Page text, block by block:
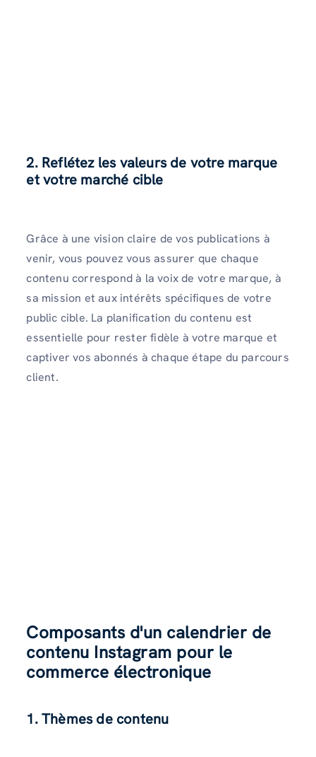
2. Reflétez les valeurs de votre marque
et votre marché cible
Grâce à une vision claire de vos publications à
venir, vous pouvez vous assurer que chaque
contenu correspond à la voix de votre marque, à
sa mission et aux intérêts spécifiques de votre
public cible. La planification du contenu est
essentielle pour rester fidèle à votre marque et
captiver vos abonnés à chaque étape du parcours
client.
Composants d'un calendrier de
contenu Instagram pour le
commerce électronique
1. Thèmes de contenu